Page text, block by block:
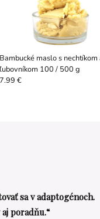
Bambucké maslo s nechtíkom
ľubovníkom 100 / 500 g
7.99 €
sa v adaptogénoch.
poradňu.“